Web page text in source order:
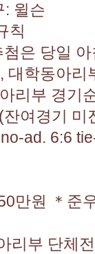
윌슨
칙
은 당일
대학동아리
리부 경기
여경기 미
no-ad. 6:6
만원 ＊준
리부 단체전